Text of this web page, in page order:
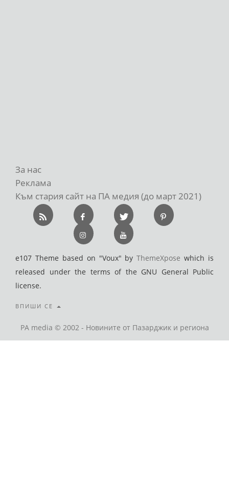
За нас
Реклама
Към стария сайт на ПА медия (до март 2021)
e107 Theme based on "Voux" byThemeXpose which is
released under the terms of the GNU General Public
license.
ВПИШИ СЕ
PA media © 2002 - Новините от Пазарджик и региона